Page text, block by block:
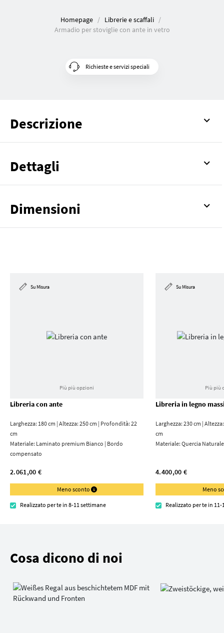
Homepage
Librerie e scaffali
Armadio per stoviglie con ante in vetro
Richieste e servizi speciali
Descrizione
Dettagli
Dimensioni
Su Misura
Più più opzioni
Libreria con ante
Larghezza: 180 cm | Altezza: 250 cm | Profondità: 22
cm
Materiale: Laminato premium Bianco | Bordo
compensato
2.061,00 €
Meno sconto
Realizzato per te in 8-11 settimane
Su Misura
Più più
Libreria in legno
Larghezza: 230 cm |
cm
Materiale:Quercia
4.400,00 €
Meno
Realizzato per te in
Cosa dicono di noi